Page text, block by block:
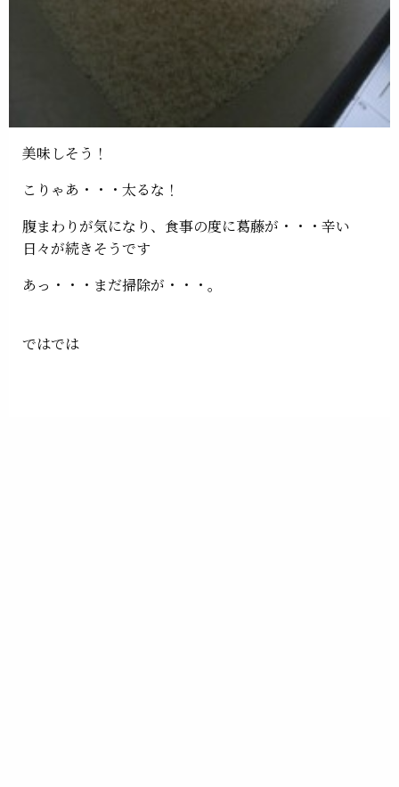
美味しそう！
こりゃあ・・・太るな！
腹まわりが気になり、食事の度に葛藤が・・・辛い
日々が続きそうです
あっ・・・まだ掃除が・・・。
ではでは